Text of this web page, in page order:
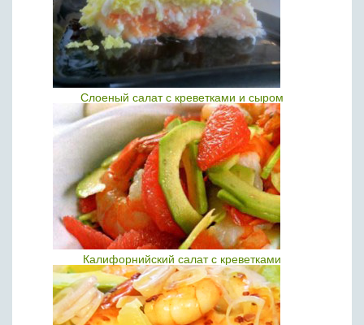
Слоеный салат с креветками и сыром
Калифорнийский салат с креветками